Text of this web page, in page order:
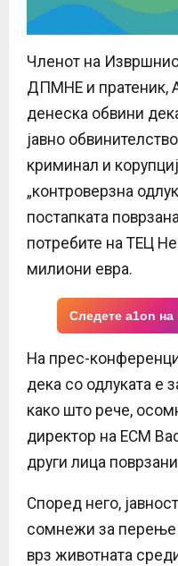
Членот на
ДПМНЕ и пратеник,
денеска обвини
јавно
криминал и
„контроверзна
постапката
потребите на ТЕЦ
милиони евра.
Следете a1on на
На прес-
дека со одлуката е
како што рече,
директор на ЕСМ
други лица
Според него,
сомнежи за перење
врз животната